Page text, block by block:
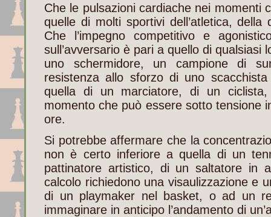
Che le pulsazioni cardiache nei momenti
quelle di molti sportivi dell’atletica,
Che l’impegno competitivo e
sull’avversario è pari a quello di qualsiasi
uno schermidore, un campione di
resistenza allo sforzo di uno
quella di un marciatore, di un
momento che può essere sotto tensione
ore.
Si potrebbe affermare che la
non è certo inferiore a quella di un
pattinatore artistico, di un saltatore in
calcolo richiedono una visaulizzazione e
di un playmaker nel basket, o ad un
immaginare in anticipo l’andamento di